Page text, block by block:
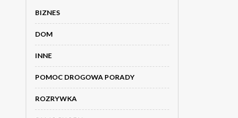
BIZNES
DOM
INNE
POMOC DROGOWA PORADY
ROZRYWKA